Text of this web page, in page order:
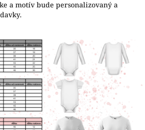
a motív bude personalizovaný a